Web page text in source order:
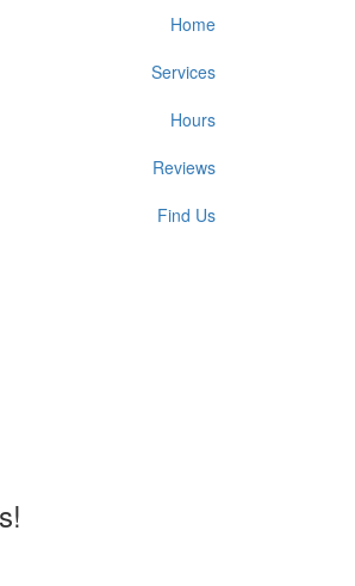
Home
Services
Hours
Reviews
Find Us